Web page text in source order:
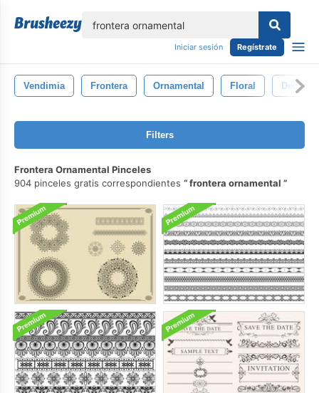
Iniciar sesión Regístrate
Vendimia Frontera Ornamental Floral
Filters
Frontera Ornamental Pinceles
904 pinceles gratis correspondientes
frontera ornamental